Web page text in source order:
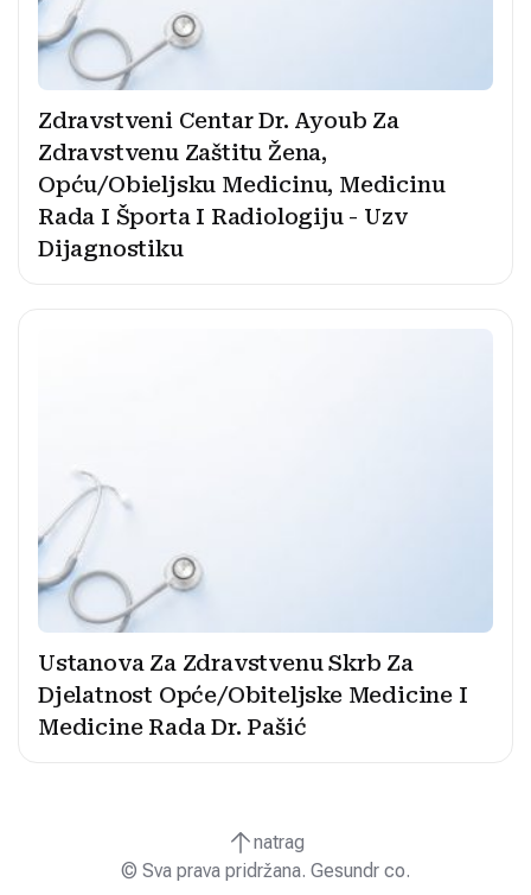
Zdravstveni Centar Dr. Ayoub Za
Zdravstvenu Zaštitu Žena,
Opću/Obieljsku Medicinu, Medicinu
Rada I Športa I Radiologiju - Uzv
Dijagnostiku
Ustanova Za Zdravstvenu Skrb Za
Djelatnost Opće/Obiteljske Medicine I
Medicine Rada Dr. Pašić
natrag
© Sva prava pridržana. Gesundr co.